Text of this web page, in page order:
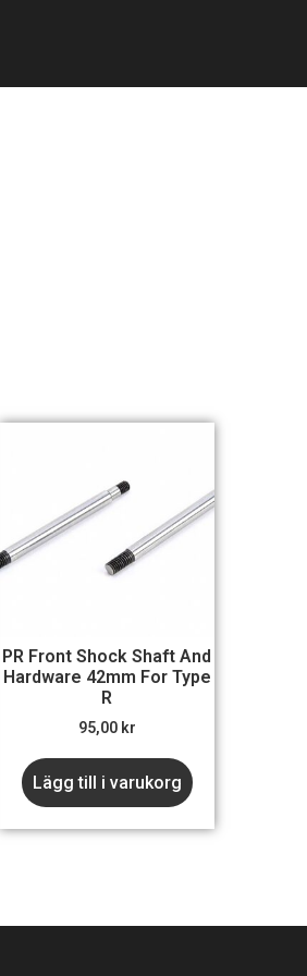
PR Front Shock Shaft And
Hardware 42mm For Type
R
95,00 kr
Lägg till i varukorg